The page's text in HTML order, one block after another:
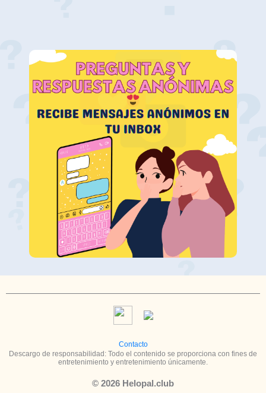
Contacto
Descargo de responsabilidad: Todo el contenido se proporciona con fines de
entretenimiento y entretenimiento únicamente.
© 2026 Helopal.club